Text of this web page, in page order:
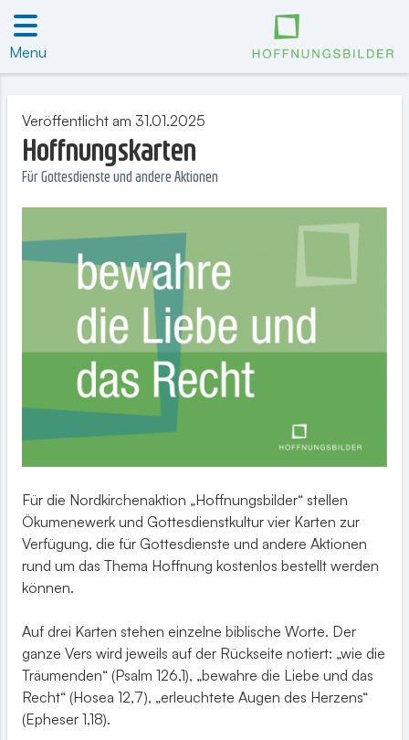
Menu
Veröffentlicht am 31.01.2025
Hoffnungskarten
Für Gottesdienste und andere Aktionen
Für die Nordkirchenaktion „Hoffnungsbilder“ stellen
Ökumenewerk und Gottesdienstkultur vier Karten zur
Verfügung, die für Gottesdienste und andere Aktionen
rund um das Thema Hoffnung kostenlos bestellt werden
können.
Auf drei Karten stehen einzelne biblische Worte. Der
ganze Vers wird jeweils auf der Rückseite notiert: „wie die
Träumenden“ (Psalm 126,1), „bewahre die Liebe und das
Recht“ (Hosea 12,7), „erleuchtete Augen des Herzens“
(Epheser 1,18).